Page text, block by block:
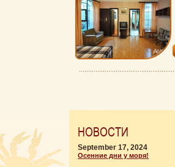
НОВОСТИ
September 17, 2024
Осенние дни у моря!